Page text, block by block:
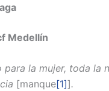
Medellín
para la mujer, toda
[manque[1]].